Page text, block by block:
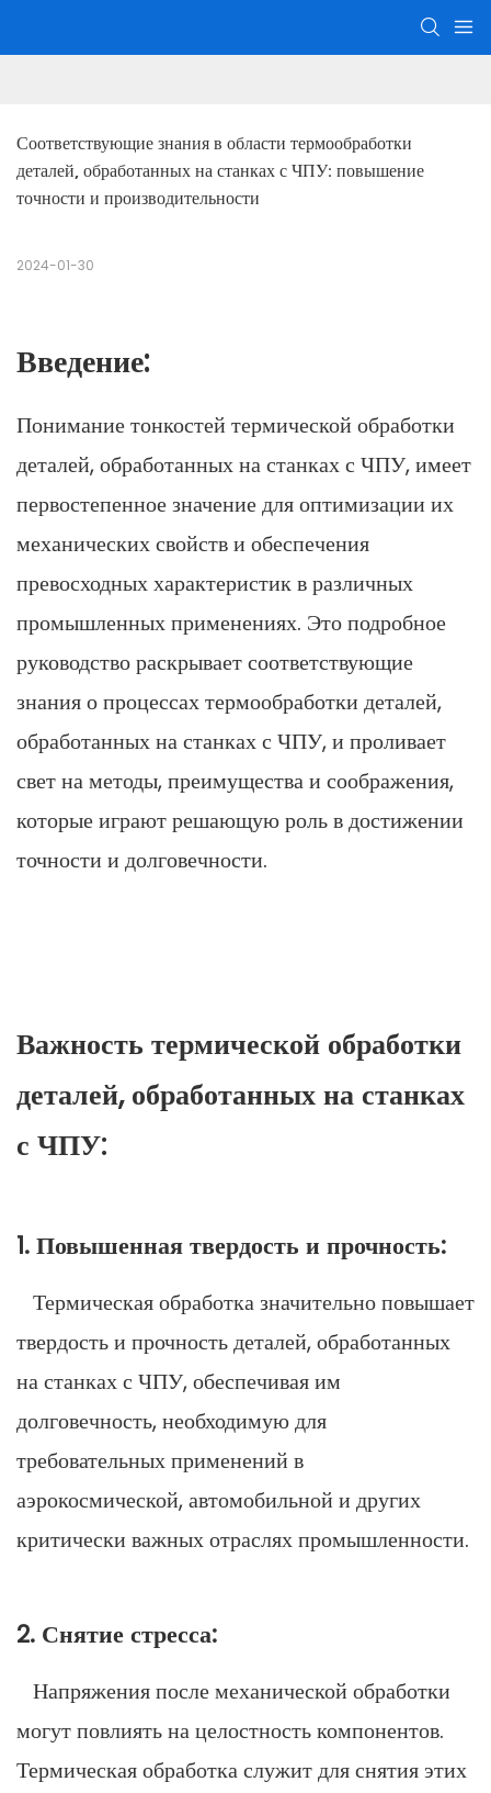
Соответствующие знания в области термообработки
деталей, обработанных на станках с ЧПУ: повышение
точности и производительности
2024-01-30
Введение:
Понимание тонкостей термической обработки
деталей, обработанных на станках с ЧПУ, имеет
первостепенное значение для оптимизации их
механических свойств и обеспечения
превосходных характеристик в различных
промышленных применениях. Это подробное
руководство раскрывает соответствующие
знания о процессах термообработки деталей,
обработанных на станках с ЧПУ, и проливает
свет на методы, преимущества и соображения,
которые играют решающую роль в достижении
точности и долговечности.
Важность термической обработки
деталей, обработанных на станках
с ЧПУ:
1. Повышенная твердость и прочность:
Термическая обработка значительно повышает
твердость и прочность деталей, обработанных
на станках с ЧПУ, обеспечивая им
долговечность, необходимую для
требовательных применений в
аэрокосмической, автомобильной и других
критически важных отраслях промышленности.
2. Снятие стресса:
Напряжения после механической обработки
могут повлиять на целостность компонентов.
Термическая обработка служит для снятия этих